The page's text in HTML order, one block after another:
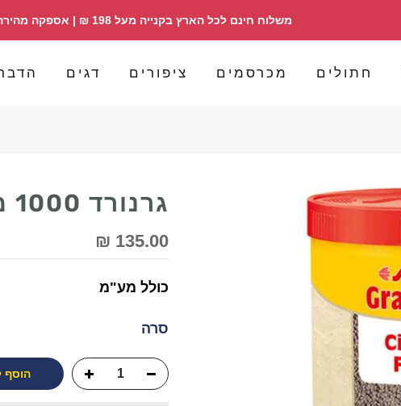
משלוח חינם לכל הארץ בקנייה מעל 198 ₪ | אספקה מהירה | הזמנות 098358030
חתולים מכרסמים ציפורים דגים
גרנורד 1000 מ"ל - סרה - SERA
135.00 ₪
כולל מע"מ
סרה
הוסף